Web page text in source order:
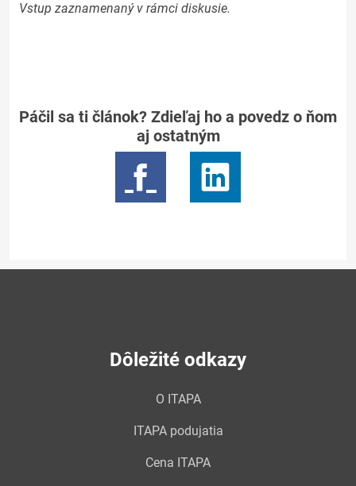
Vstup zaznamenaný v rámci diskusie.
Páčil sa ti článok? Zdieľaj ho a povedz o ňom
aj ostatným
Dôležité odkazy
O ITAPA
ITAPA podujatia
Cena ITAPA